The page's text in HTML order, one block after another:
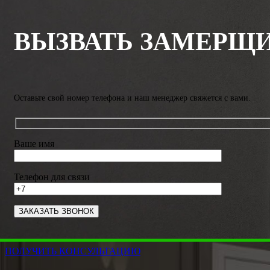
ВЫЗВАТЬ
Оставьте свой номер телефона и наш менеджер свяжется с вами.
Ваше имя
Телефон для связи
ПОЛУЧИТЬ КОНСУЛЬТАЦИЮ